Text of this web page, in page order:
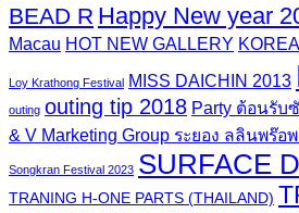
BEAD R Happy New year
Macau HOT NEW GALLERY
Loy Krathong Festival MISS DAICHIN 2013
outing outing tip 2018 Party ต้อนรับ
& V Marketing Group ระยอง ลลินพร๊อพ
Songkran Festival 2023 SURFACE
TRANING H-ONE PARTS (THAILAND)